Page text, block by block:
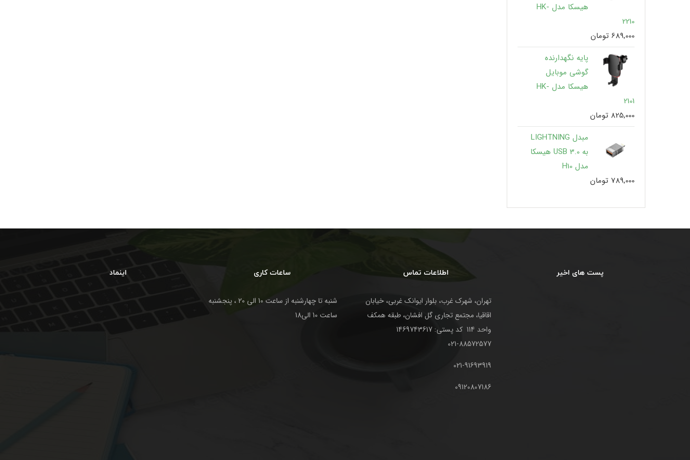
هیسکا مدل HK-
2210
689,000 تومان
پایه نگهدارنده
گوشی موبایل
هیسکا مدل HK-
2101
825,000 تومان
مبدل LIGHTNING
به USB 3.0 هیسکا
مدل H10
789,000 تومان
پست های اخیر اطلاعات تماس
تهران، شهرک غرب، بلوار ایوانک غربی، خیابان
اقاقیا، مجتمع تجاری گل افشان، طبقه همکف
واحد 114 کد پستی: 1469743617
021-88572577
021-91693919
09120807186
ساعات کاری
شنبه تا چهارشنبه از ساعت 10 الی 20 ، پنجشنبه
ساعت 10 الی18
اینماد